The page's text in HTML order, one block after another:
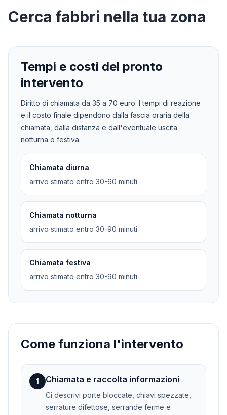
Cerca fabbri nella tua zona
Tempi e costi del pronto
intervento
Diritto di chiamata da 35 a 70 euro. I tempi di reazione
e il costo finale dipendono dalla fascia oraria della
chiamata, dalla distanza e dall'eventuale uscita
notturna o festiva.
Chiamata diurna
arrivo stimato entro 30-60 minuti
Chiamata notturna
arrivo stimato entro 30-90 minuti
Chiamata festiva
arrivo stimato entro 30-90 minuti
Come funziona l'intervento
1 Chiamata e raccolta informazioni
Ci descrivi porte bloccate, chiavi spezzate,
serrature difettose, serrande ferme e